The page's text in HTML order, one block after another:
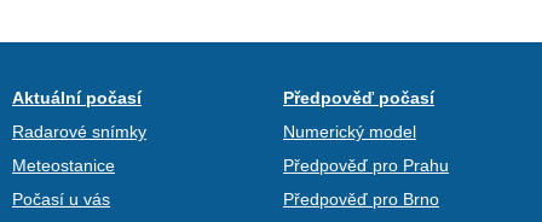
Aktuální počasí
Radarové snímky
Meteostanice
Počasí u vás
Předpověď počasí
Numerický model
Předpověď pro Prahu
Předpověď pro Brno